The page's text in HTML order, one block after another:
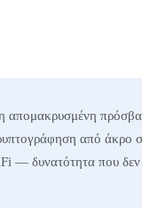
απομακρυσμένη
από
— δυνατότητα που δεν